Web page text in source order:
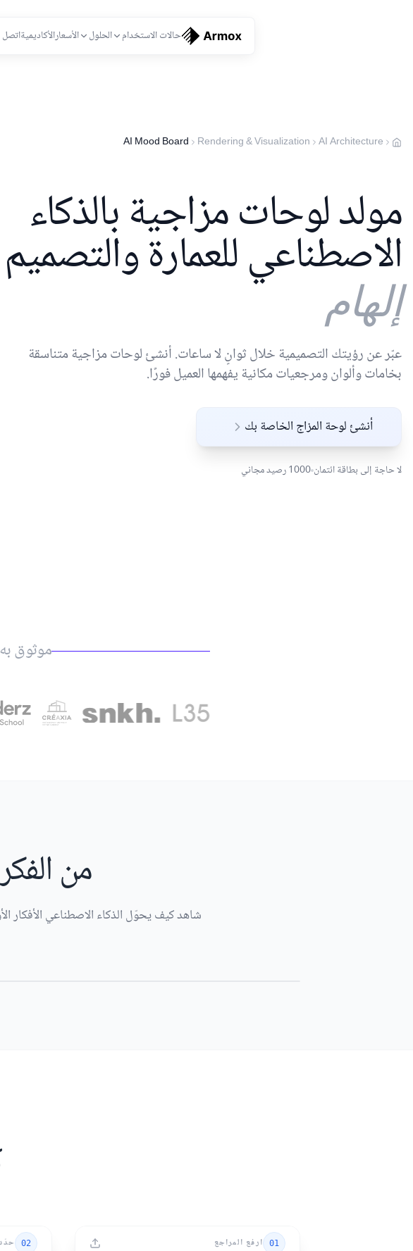
حالات الاستخدام الحلول الأسعارالأكاديميةاتصل
AI Architecture
Rendering & Visualization
AI Mood Board
مولد لوحات مزاجية بالذكاء
الاصطناعي للعمارة والتصميم
إلهام
عبّر عن رؤيتك التصميمية خلال ثوانٍ لا ساعات. أنشئ لوحات مزاجية متناسقة
بخامات وألوان ومرجعيات مكانية يفهمها العميل فورًا.
أنشئ لوحة المزاج الخاصة بك
لا حاجة إلى بطاقة ائتمان 1000 رصيد مجاني
موثوق به
من
شاهد كيف يحوّل الذكاء الاصطناعي الأفكار
01 ارفع المراجع 02